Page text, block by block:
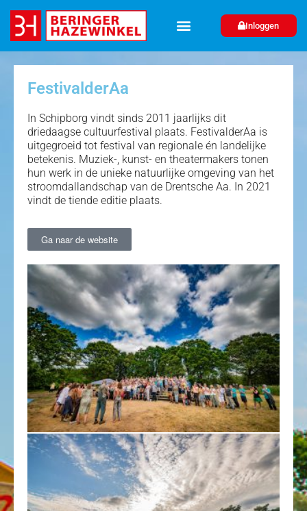
Inloggen
FestivalderAa
In Schipborg vindt sinds 2011 jaarlijks dit
driedaagse cultuurfestival plaats. FestivalderAa is
uitgegroeid tot festival van regionale én landelijke
betekenis. Muziek-, kunst- en theatermakers tonen
hun werk in de unieke natuurlijke omgeving van het
stroomdallandschap van de Drentsche Aa. In 2021
vindt de tiende editie plaats.
Ga naar de website